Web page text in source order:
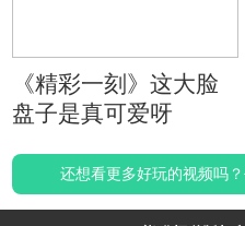
《精彩一刻》这大脸
盘子是真可爱呀
还想看更多好玩的视频吗